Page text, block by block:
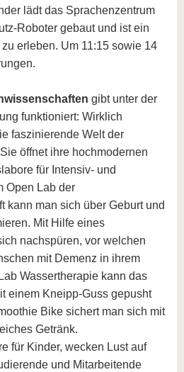
lädt das Sprachenzentrum
Roboter gebaut und ist ein
erleben. Um 11:15 sowie 14
gibt unter der
funktioniert: Wirklich
faszinierende Welt der
öffnet ihre hochmodernen
für Intensiv- und
Open Lab der
kann man sich über Geburt und
Mit Hilfe eines
nachspüren, vor welchen
mit Demenz in ihrem
Wassertherapie kann das
einem Kneipp-Guss gepusht
Bike sichert man sich mit
Getränk.
für Kinder, wecken Lust auf
und Mitarbeitende